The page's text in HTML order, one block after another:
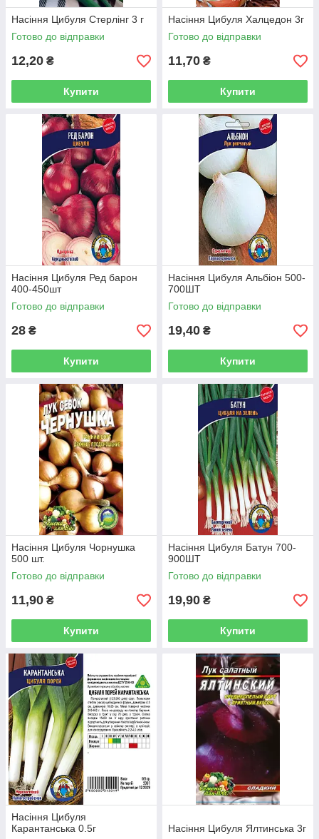
Насіння Цибуля Стерлінг 3 г
Готово до відправки
12,20 ₴
Купити
Насіння Цибуля Халцедон 3г
Готово до відправки
11,70 ₴
Купити
Насіння Цибуля Ред барон
400-450шт
Готово до відправки
28 ₴
Купити
Насіння Цибуля Альбіон 500-
700ШТ
Готово до відправки
19,40 ₴
Купити
Насіння Цибуля Чорнушка
500 шт.
Готово до відправки
11,90 ₴
Купити
Насіння Цибуля Батун 700-
900ШТ
Готово до відправки
19,90 ₴
Купити
Насіння Цибуля
Карантанська 0.5г
Насіння Цибуля Ялтинська 3г